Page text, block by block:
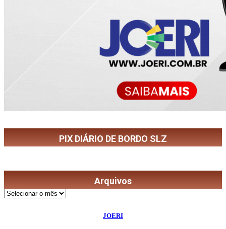
PIX DIÁRIO DE BORDO SLZ
Arquivos
Arquivos
JOERI